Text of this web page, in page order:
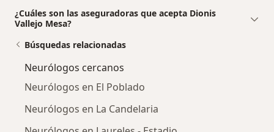
¿Cuáles son las aseguradoras que acepta Dionis
Vallejo Mesa?
Búsquedas relacionadas
Neurólogos cercanos
Neurólogos en El Poblado
Neurólogos en La Candelaria